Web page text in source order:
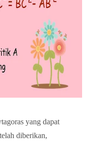
yang dapat
diberikan,